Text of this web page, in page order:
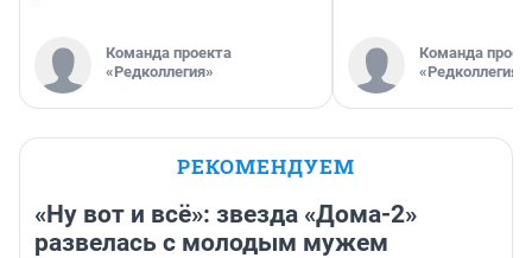
Команда проекта
«Редколлегия»
Команда
«Редколлегия»
РЕКОМЕНДУЕМ
«Ну вот и всё»: звезда «Дома-2»
развелась с молодым мужем